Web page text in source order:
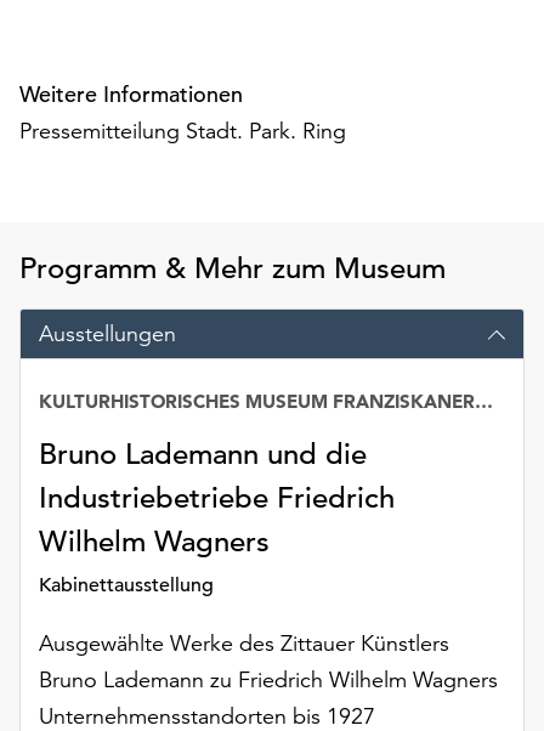
die
„Auswählen“.
Sie
unserer
Datenschutzerklärung
dem
Impressum
Weitere Informationen
Pressemitteilung Stadt. Park. Ring
Programm & Mehr zum Museum
Ausstellungen
Bruno Lademann und die
Industriebetriebe Friedrich
Wilhelm Wagners
Kabinettausstellung
KULTURHISTORISCHES MUSEUM FRANZISKANERKLOSTER
Ausgewählte Werke des Zittauer Künstlers
Bruno Lademann zu Friedrich Wilhelm Wagners
Unternehmensstandorten bis 1927